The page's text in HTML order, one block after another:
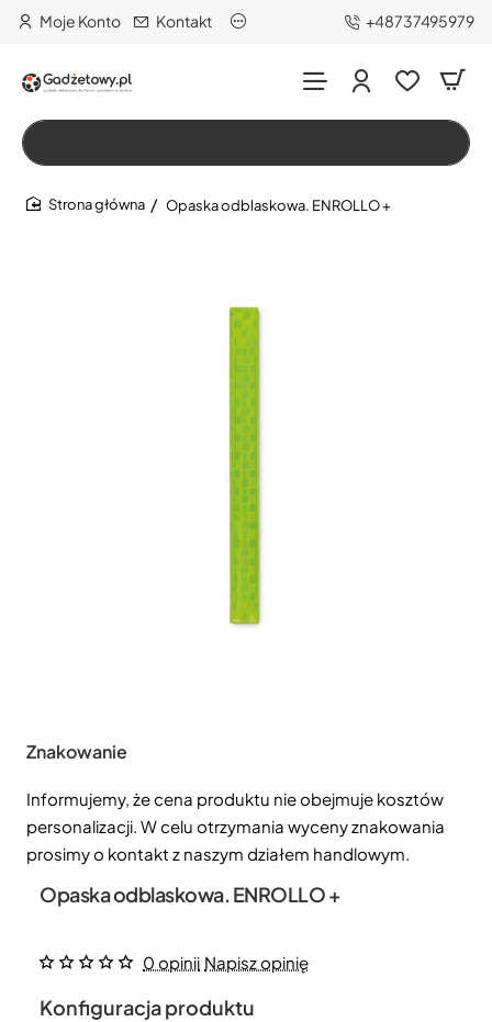
Moje Konto Kontakt +48737495979
Szukaj…
Opaska odblaskowa. ENROLLO +
Znakowanie
Informujemy, że cena produktu nie obejmuje kosztów
personalizacji. W celu otrzymania wyceny znakowania
prosimy o kontakt z naszym działem handlowym.
Opaska odblaskowa. ENROLLO +
0 opinii Napisz opinię
Konfiguracja produktu